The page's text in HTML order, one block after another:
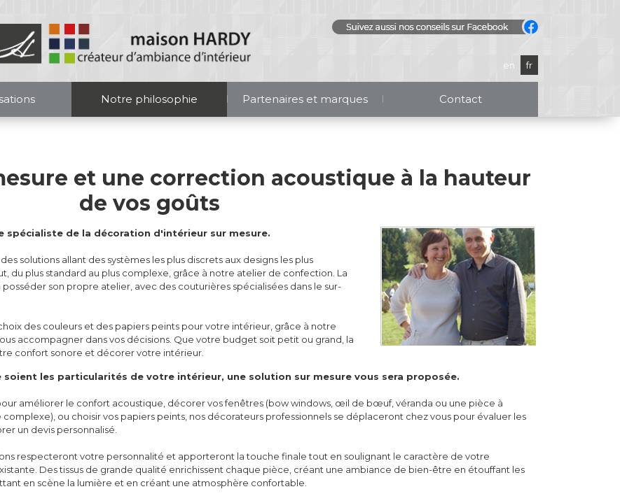
fr
en
Notre philosophie Partenaires et marques Contact
et une correction acoustique à la hauteur
de vos goûts
spécialiste de la décoration d'intérieur sur mesure.
solutions allant des systèmes les plus discrets aux designs les plus
du plus standard au plus complexe, grâce à notre atelier de confection. La
son propre atelier, avec des couturières spécialisées dans le sur-
des couleurs et des papiers peints pour votre intérieur, grâce à notre
accompagner dans vos décisions. Que votre budget soit petit ou grand, la
confort sonore et décorer votre intérieur.
soient les particularités de votre intérieur, une solution sur mesure vous sera proposée.
améliorer le confort acoustique, décorer vos fenêtres (bow windows, œil de bœuf, véranda ou une pièce à
ou choisir vos papiers peints, nos décorateurs professionnels se déplaceront chez vous pour évaluer les
un devis personnalisé.
respecteront votre personnalité et apporteront la touche finale tout en soulignant le caractère de votre
Des tissus de grande qualité enrichissent chaque pièce, créant une ambiance de bien-être en étouffant les
en scène la lumière et en créant une atmosphère confortable.